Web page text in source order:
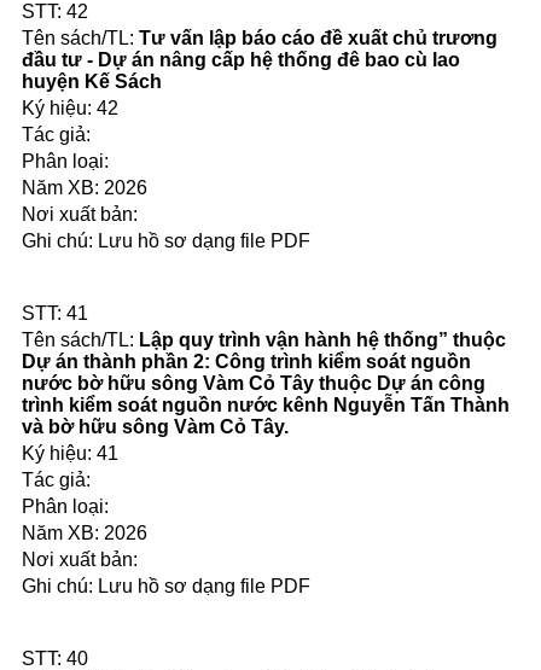
42
Tư vấn lập báo cáo đề xuất chủ trương
đầu tư - Dự án nâng cấp hệ thống đê bao cù lao
huyện Kế Sách
42
2026
Lưu hồ sơ dạng file PDF
41
Lập quy trình vận hành hệ thống” thuộc
Dự án thành phần 2: Công trình kiểm soát nguồn
nước bờ hữu sông Vàm Cỏ Tây thuộc Dự án công
trình kiểm soát nguồn nước kênh Nguyễn Tấn Thành
và bờ hữu sông Vàm Cỏ Tây.
41
2026
Lưu hồ sơ dạng file PDF
40